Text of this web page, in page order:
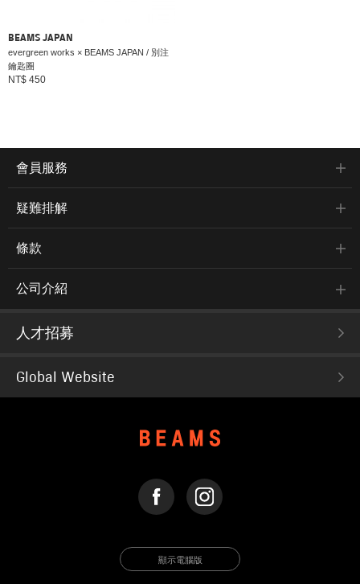
BEAMS JAPAN
evergreen works × BEAMS JAPAN / 別注
鑰匙圈
NT$ 450
會員服務
疑難排解
條款
公司介紹
人才招募
Global Website
顯示電腦版